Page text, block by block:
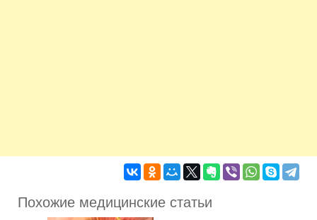
Похожие медицинские статьи